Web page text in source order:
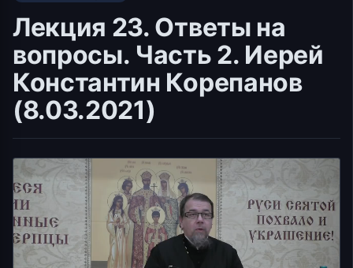
Лекция 23. Ответы на
вопросы. Часть 2. Иерей
Константин Корепанов
(8.03.2021)